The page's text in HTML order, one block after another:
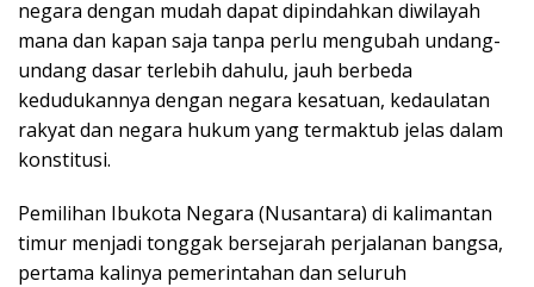
negara dengan mudah dapat dipindahkan diwilayah
mana dan kapan saja tanpa perlu mengubah undang-
undang dasar terlebih dahulu, jauh berbeda
kedudukannya dengan negara kesatuan, kedaulatan
rakyat dan negara hukum yang termaktub jelas dalam
konstitusi.
Pemilihan Ibukota Negara (Nusantara) di kalimantan
timur menjadi tonggak bersejarah perjalanan bangsa,
pertama kalinya pemerintahan dan seluruh